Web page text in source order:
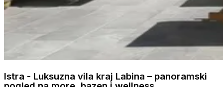
Istra - Luksuzna vila kraj Labina – panoramski